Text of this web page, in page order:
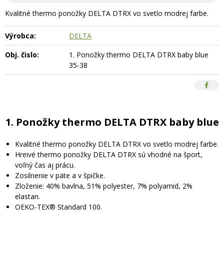
Kvalitné thermo ponožky DELTA DTRX vo svetlo modrej farbe.
Výrobca:
DELTA
Obj. čislo:
1. Ponožky thermo DELTA DTRX baby blue
35-38
1. Ponožky thermo DELTA DTRX baby blue
Kvalitné thermo ponožky DELTA DTRX vo svetlo modrej farbe.
Hreivé thermo ponožky DELTA DTRX sú vhodné na šport,
voľný čas aj prácu.
Zosilnenie v päte a v špičke.
Zloženie: 40% bavlna, 51% polyester, 7% polyamid, 2%
elastan.
OEKO-TEX® Standard 100.